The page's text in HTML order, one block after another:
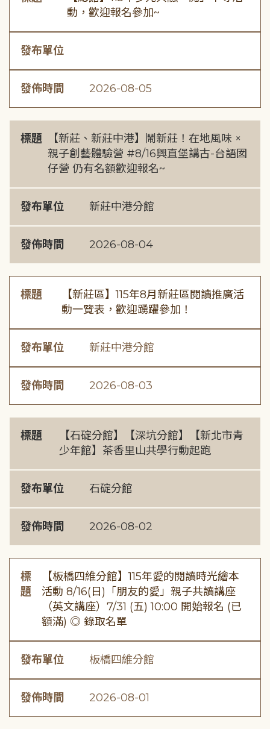
動，歡迎報名參加~
發布單位
發佈時間 2026-08-05
標題
【新莊、新莊中港】鬧新莊！在地風味 ×
親子創藝體驗營 #8/16興直堡講古-台語囡
仔營 仍有名額歡迎報名~
發布單位 新莊中港分館
發佈時間 2026-08-04
標題
【新莊區】115年8月新莊區閱讀推廣活
動一覽表，歡迎踴躍參加！
發布單位 新莊中港分館
發佈時間 2026-08-03
標題
【石碇分館】【深坑分館】【新北市青
少年館】茶香里山共學行動起跑
發布單位 石碇分館
發佈時間 2026-08-02
標
題
【板橋四維分館】115年愛的閱讀時光繪本
活動 8/16(日)「朋友的愛」親子共讀講座
（英文講座）7/31 (五) 10:00 開始報名 (已
額滿) ◎ 錄取名單
發布單位 板橋四維分館
發佈時間 2026-08-01